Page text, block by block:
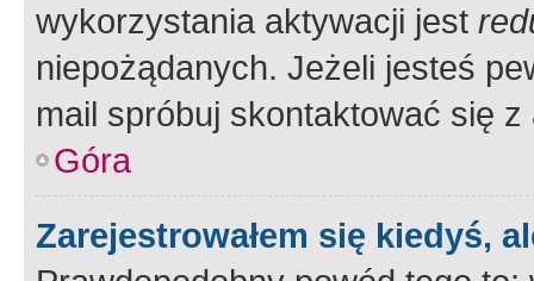
wykorzystania aktywacji jest
niepożądanych. Jeżeli jesteś
mail spróbuj skontaktować się
Góra
Zarejestrowałem się kiedyś,